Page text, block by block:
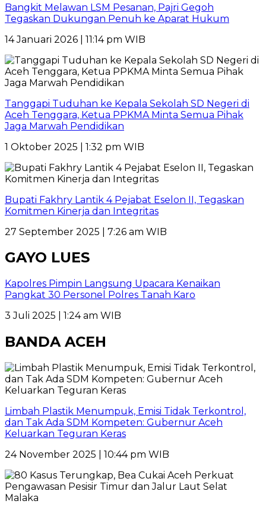
Bangkit Melawan LSM Pesanan, Pajri Gegoh
Tegaskan Dukungan Penuh ke Aparat Hukum
14 Januari 2026 | 11:14 pm WIB
Tanggapi Tuduhan ke Kepala Sekolah SD Negeri di
Aceh Tenggara, Ketua PPKMA Minta Semua Pihak
Jaga Marwah Pendidikan
1 Oktober 2025 | 1:32 pm WIB
Bupati Fakhry Lantik 4 Pejabat Eselon II, Tegaskan
Komitmen Kinerja dan Integritas
27 September 2025 | 7:26 am WIB
GAYO LUES
Kapolres Pimpin Langsung Upacara Kenaikan
Pangkat 30 Personel Polres Tanah Karo
3 Juli 2025 | 1:24 am WIB
BANDA ACEH
Limbah Plastik Menumpuk, Emisi Tidak Terkontrol,
dan Tak Ada SDM Kompeten: Gubernur Aceh
Keluarkan Teguran Keras
24 November 2025 | 10:44 pm WIB